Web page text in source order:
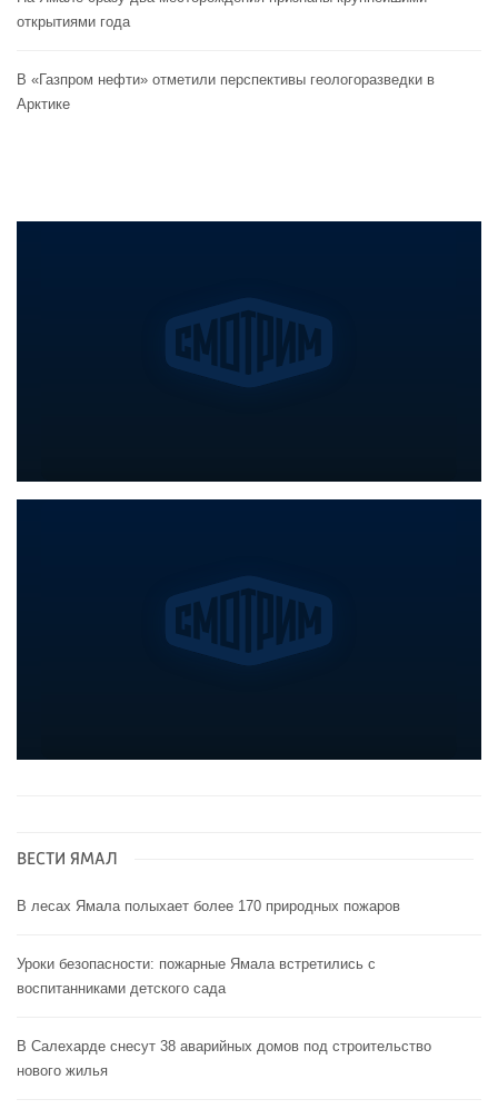
открытиями года
В «Газпром нефти» отметили перспективы геологоразведки в
Арктике
ВЕСТИ ЯМАЛ
В лесах Ямала полыхает более 170 природных пожаров
Уроки безопасности: пожарные Ямала встретились с
воспитанниками детского сада
В Салехарде снесут 38 аварийных домов под строительство
нового жилья